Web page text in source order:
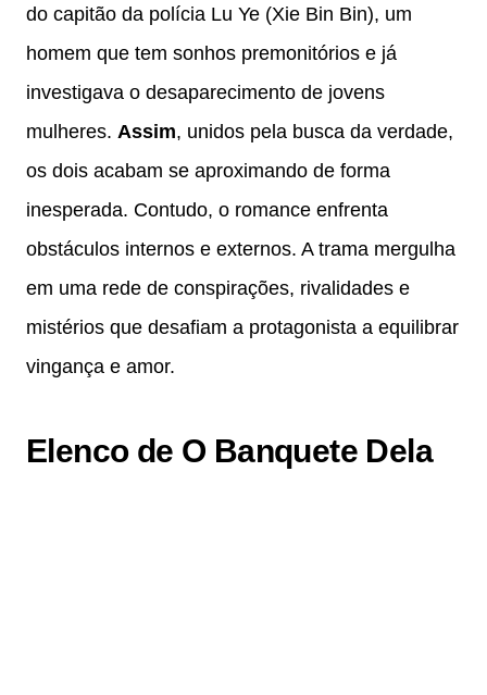
do capitão da polícia Lu Ye (Xie Bin Bin), um
homem que tem sonhos premonitórios e já
investigava o desaparecimento de jovens
mulheres. Assim, unidos pela busca da verdade,
os dois acabam se aproximando de forma
inesperada. Contudo, o romance enfrenta
obstáculos internos e externos. A trama mergulha
em uma rede de conspirações, rivalidades e
mistérios que desafiam a protagonista a equilibrar
vingança e amor.
Elenco de O Banquete Dela